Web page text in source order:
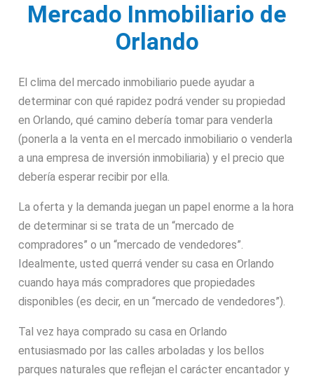
Mercado Inmobiliario de
Orlando
El clima del mercado inmobiliario puede ayudar a
determinar con qué rapidez podrá vender su propiedad
en Orlando, qué camino debería tomar para venderla
(ponerla a la venta en el mercado inmobiliario o venderla
a una empresa de inversión inmobiliaria) y el precio que
debería esperar recibir por ella.
La oferta y la demanda juegan un papel enorme a la hora
de determinar si se trata de un “mercado de
compradores” o un “mercado de vendedores”.
Idealmente, usted querrá vender su casa en Orlando
cuando haya más compradores que propiedades
disponibles (es decir, en un “mercado de vendedores”).
Tal vez haya comprado su casa en Orlando
entusiasmado por las calles arboladas y los bellos
parques naturales que reflejan el carácter encantador y